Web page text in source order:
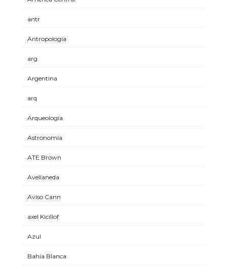
antr
Antropología
arg
Argentina
arq
Arqueología
Astronomía
ATE Brown
Avellaneda
Aviso Cann
axel Kicillof
Azul
Bahía Blanca